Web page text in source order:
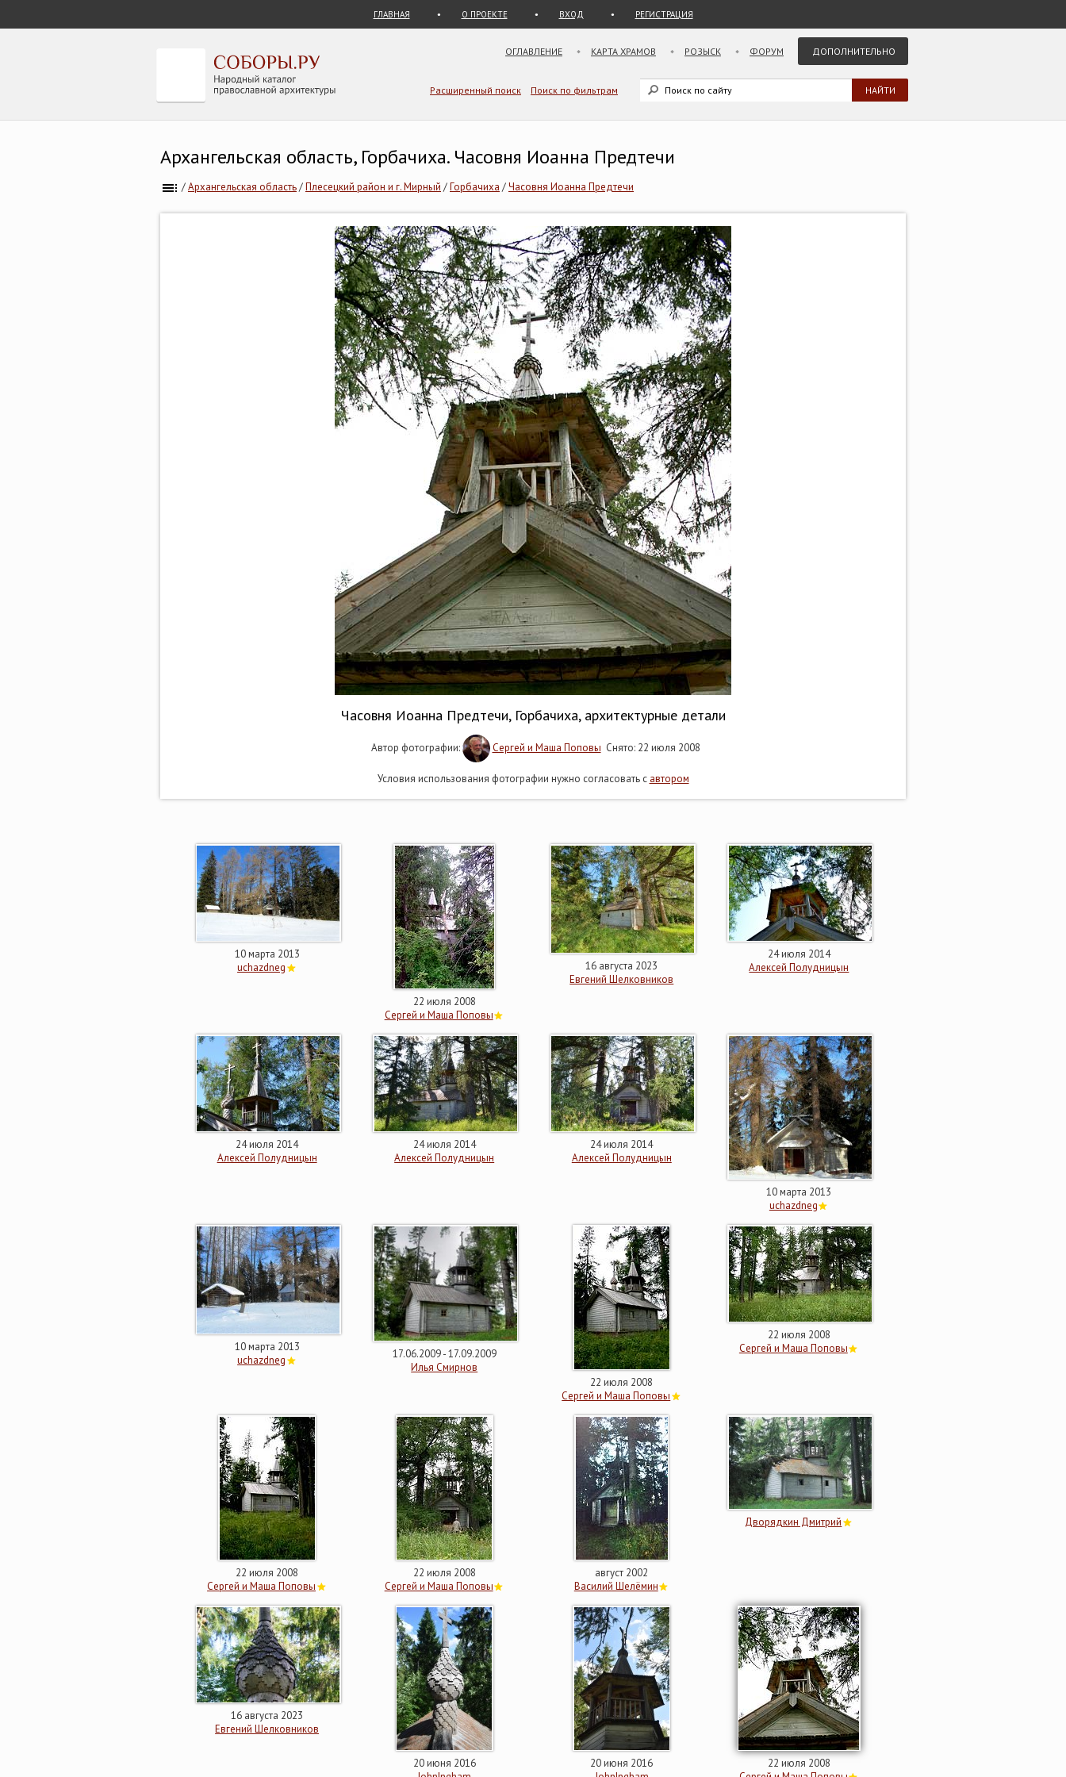
ГЛАВНАЯ О ПРОЕКТЕ ВХОД РЕГИСТРАЦИЯ
ОГЛАВЛЕНИЕ КАРТА ХРАМОВ РОЗЫСК ФОРУМ ДОПОЛНИТЕЛЬНО
Расширенный поиск Поиск по фильтрам
Архангельская область, Горбачиха. Часовня Иоанна Предтечи
/Архангельская область/Плесецкий район и г. Мирный /Горбачиха /Часовня Иоанна Предтечи
Часовня Иоанна Предтечи, Горбачиха, архитектурные детали
Автор фотографии: Сергей и Маша Поповы Снято: 22 июля 2008
Условия использования фотографии нужно согласовать с автором
10 марта 2013
uchazdneg
22 июля 2008
Сергей и Маша Поповы
16 августа 2023
Евгений Шелковников
24 июля 2014
Алексей Полудницын
24 июля 2014
Алексей Полудницын
24 июля 2014
Алексей Полудницын
24 июля 2014
Алексей Полудницын
10 марта 2013
uchazdneg
10 марта 2013
uchazdneg
17.06.2009 - 17.09.2009
Илья Смирнов
22 июля 2008
Сергей и Маша Поповы
22 июля 2008
Сергей и Маша Поповы
22 июля 2008
Сергей и Маша Поповы
22 июля 2008
Сергей и Маша Поповы
август 2002
Василий Шелёмин
Дворядкин Дмитрий
16 августа 2023
Евгений Шелковников
20 июня 2016
20 июня 2016
22 июля 2008